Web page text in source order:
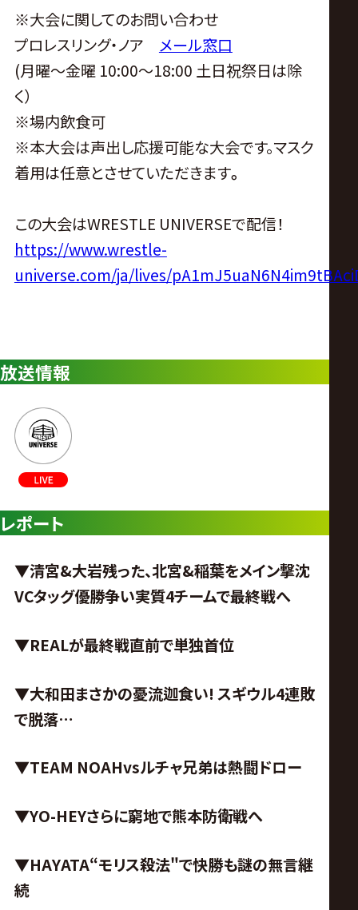
※大会に関してのお問い合わせ
プロレスリング・ノア メール窓口
(月曜〜金曜10:00〜18:00 土日祝祭日は除
く）
※場内飲食可
※本大会は声出し応援可能な大会です。マスク
着用は任意とさせていただきます。
この大会はWRESTLE UNIVERSEで配信！
https://www.wrestle-
universe.com/ja/lives/
放送情報
レポート
▼清宮&大岩残った、北宮&稲葉をメイン撃沈
VCタッグ優勝争い実質4チームで最終戦へ
▼REALが最終戦直前で単独首位
▼大和田まさかの憂流迦食い! スギウル4連敗
で脱落…
▼TEAM NOAHvsルチャ兄弟は熱闘ドロー
▼YO-HEYさらに窮地で熊本防衛戦へ
▼HAYATA“モリス殺法"で快勝も謎の無言継
続